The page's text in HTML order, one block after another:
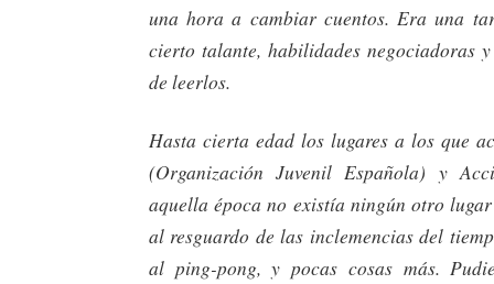
una hora a cambiar cuentos. Era una
cierto talante, habilidades negociadoras
de leerlos.
Hasta cierta edad los lugares a los que
(Organización Juvenil Española) y
aquella época no existía ningún otro
al resguardo de las inclemencias del
al ping-pong, y pocas cosas más.